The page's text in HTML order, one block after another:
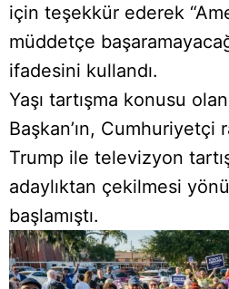
için teşekkür ederek
müddetçe
ifadesini kullandı.
Yaşı tartışma konusu
Başkan’ın, Cumhuriyetçi
Trump ile televizyon
adaylıktan çekilmesi
başlamıştı.